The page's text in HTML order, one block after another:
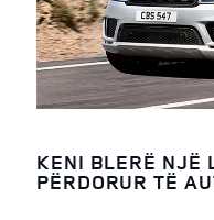
KENI BLERË NJË
PËRDORUR TË